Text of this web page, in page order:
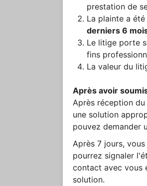
prestation de
La plainte a
derniers 6
Le litige porte
fins
La valeur du
Après avoir
Après réception
une solution
pouvez demander
Après 7 jours,
pourrez signaler
contact avec vous
solution.